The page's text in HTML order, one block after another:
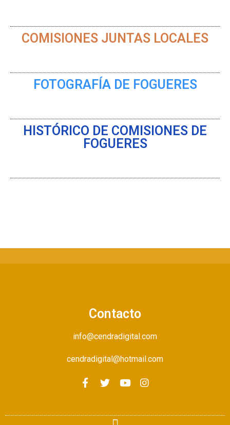
COMISIONES JUNTAS LOCALES
FOTOGRAFÍA DE FOGUERES
HISTÓRICO DE COMISIONES DE
FOGUERES
Contacto
info@cendradigital.com
cendradigital@hotmail.com